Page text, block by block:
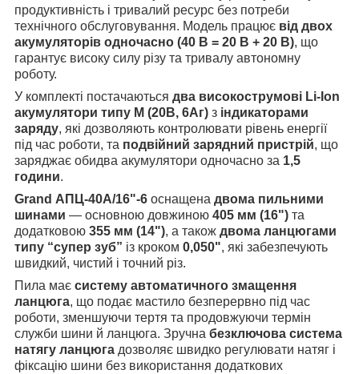
продуктивність і тривалий ресурс без потреби
технічного обслуговування. Модель працює від двох
акумуляторів одночасно (40 В = 20 В + 20 В), що
гарантує високу силу різу та тривалу автономну
роботу.
У комплекті постачаються два високострумові Li-Ion
акумулятори типу М (20В, 6Аг) з індикаторами
заряду, які дозволяють контролювати рівень енергії
під час роботи, та подвійний зарядний пристрій, що
заряджає обидва акумулятори одночасно за 1,5
години.
Grand АПЦ-40А/16"-6 оснащена двома пильними
шинами — основною довжиною 405 мм (16") та
додатковою 355 мм (14"), а також двома ланцюгами
типу “супер зуб” із кроком 0,050", які забезпечують
швидкий, чистий і точний різ.
Пила має систему автоматичного змащення
ланцюга, що подає мастило безперервно під час
роботи, зменшуючи тертя та продовжуючи термін
служби шини й ланцюга. Зручна безключова система
натягу ланцюга дозволяє швидко регулювати натяг і
фіксацію шини без використання додаткових